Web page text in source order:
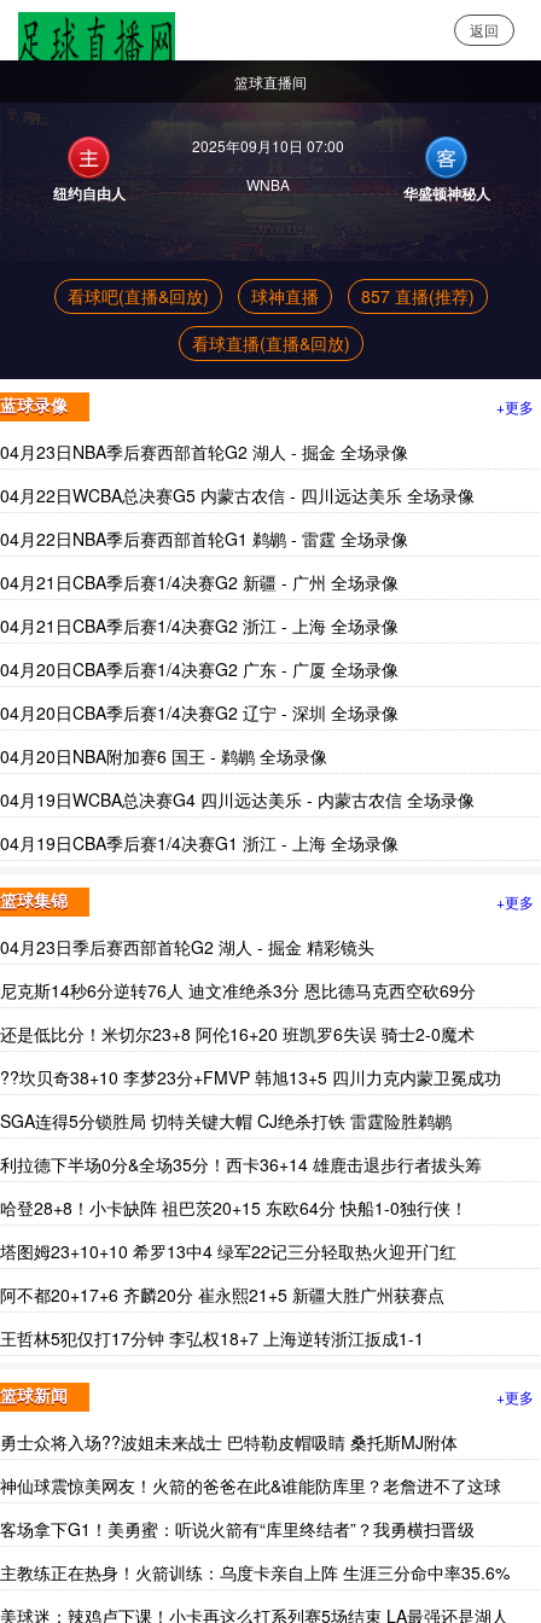
返回
篮球直播间
纽约自由人
2025年09月10日 07:00
WNBA
华盛顿神秘人
看球吧(直播&回放) 球神直播
857 直播(推荐)
看球直播(直播&回放)
蓝球录像 +更多
04月23日NBA季后赛西部首轮G2 湖人 - 掘金 全场录像
04月22日WCBA总决赛G5 内蒙古农信 - 四川远达美乐 全场录像
04月22日NBA季后赛西部首轮G1 鹈鹕 - 雷霆 全场录像
04月21日CBA季后赛1/4决赛G2 新疆 - 广州 全场录像
04月21日CBA季后赛1/4决赛G2 浙江 - 上海 全场录像
04月20日CBA季后赛1/4决赛G2 广东 - 广厦 全场录像
04月20日CBA季后赛1/4决赛G2 辽宁 - 深圳 全场录像
04月20日NBA附加赛6 国王 - 鹈鹕 全场录像
04月19日WCBA总决赛G4 四川远达美乐 - 内蒙古农信 全场录像
04月19日CBA季后赛1/4决赛G1 浙江 - 上海 全场录像
篮球集锦 +更多
04月23日季后赛西部首轮G2 湖人 - 掘金 精彩镜头
尼克斯14秒6分逆转76人 迪文准绝杀3分 恩比德马克西空砍69分
还是低比分！米切尔23+8 阿伦16+20 班凯罗6失误 骑士2-0魔术
??坎贝奇38+10 李梦23分+FMVP 韩旭13+5 四川力克内蒙卫冕成功
SGA连得5分锁胜局 切特关键大帽 CJ绝杀打铁 雷霆险胜鹈鹕
利拉德下半场0分&全场35分！西卡36+14 雄鹿击退步行者拔头筹
哈登28+8！小卡缺阵 祖巴茨20+15 东欧64分 快船1-0独行侠！
塔图姆23+10+10 希罗13中4 绿军22记三分轻取热火迎开门红
阿不都20+17+6 齐麟20分 崔永熙21+5 新疆大胜广州获赛点
王哲林5犯仅打17分钟 李弘权18+7 上海逆转浙江扳成1-1
篮球新闻 +更多
勇士众将入场??波姐未来战士 巴特勒皮帽吸睛 桑托斯MJ附体
神仙球震惊美网友！火箭的爸爸在此&谁能防库里？老詹进不了这球
客场拿下G1！美勇蜜：听说火箭有“库里终结者”？我勇横扫晋级
主教练正在热身！火箭训练：乌度卡亲自上阵 生涯三分命中率35.6%
美球迷：辣鸡卢下课！小卡再这么打系列赛5场结束 LA最强还是湖人